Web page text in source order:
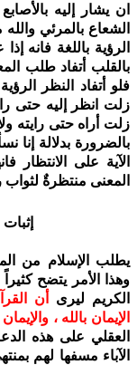
ان يشار إليه
الشعاع بالمرئي
الرؤية باللغة فانه
بالقلب أتفاد طلب
فلو أتفاد النظر
زلت انظر إليه حتى
زلت أراه حتى رايته
بالضرورة بدلالة
الآية على الانتظار
المعنى منتظرةٌ لثواب
يطلب الإسلام من
وهذا الأمر يتضح
الكريم ليرى أن
الإيمان بالله ،
العقلي على هذه
الآباء مسفها لهم